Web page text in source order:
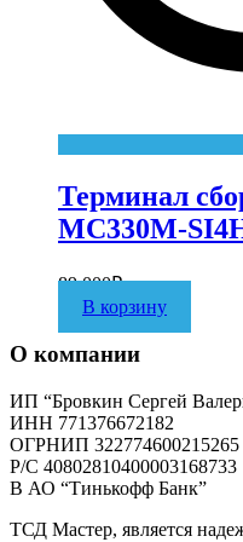
Терминал
MC330M-
89 000₽
В корзину
О компании
ИП “Бровкин Сергей
ИНН 771376672182
ОГРНИП 322774600215265
P/C 40802810400003168733
В АО “Тинькофф Банк”
ТСД Мастер, является